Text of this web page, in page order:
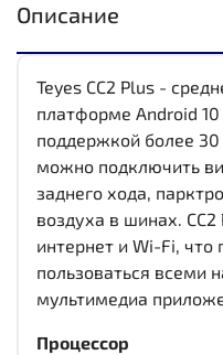
Описание
Teyes CC2 Plus -
платформе Android
поддержкой более
можно подключить
заднего хода,
воздуха в шинах.
интернет и Wi-Fi, что
пользоваться всеми
мультимедиа
Процессор